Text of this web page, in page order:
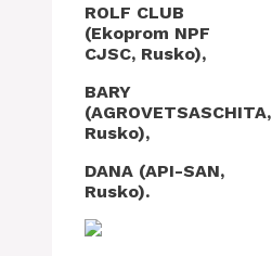
ROLF CLUB
(Ekoprom NPF
CJSC, Rusko),
BARY
(AGROVETSASCHITA,
Rusko),
DANA (API-SAN,
Rusko).